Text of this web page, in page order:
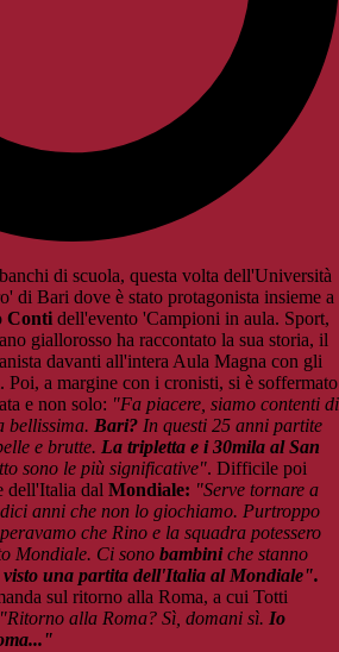
di scuola, questa volta dell'Università
di Bari dove è stato protagonista insieme a
Conti dell'evento 'Campioni in aula. Sport,
giallorosso ha raccontato la sua storia, il
davanti all'intera Aula Magna con gli
a margine con i cronisti, si è soffermato
e non solo: "Fa piacere, siamo contenti di
bellissima. Bari? In questi 25 anni partite
e brutte. La tripletta e i 30mila al San
sono le più significative". Difficile poi
dell'Italia dal Mondiale: "Serve tornare a
anni che non lo giochiamo. Purtroppo
che Rino e la squadra potessero
Mondiale. Ci sono bambiniche stanno
visto una partita dell'Italia al Mondiale".
sul ritorno alla Roma, a cui Totti
"Ritorno alla Roma? Sì, domani sì. Io